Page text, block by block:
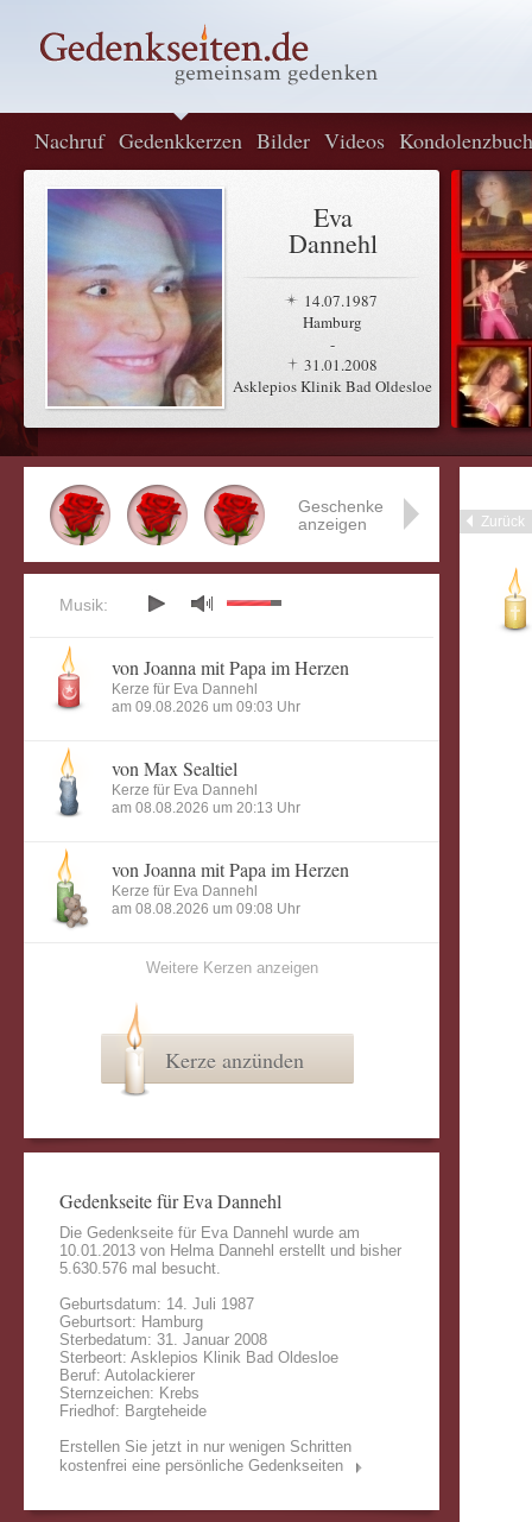
Nachruf Gedenkkerzen Bilder Videos Kondolenzbuch
Eva
Dannehl
14.07.1987
Hamburg
-
31.01.2008
Asklepios Klinik Bad Oldesloe
Zurück
Geschenke
anzeigen
Musik:
von Joanna mit Papa im Herzen
Kerze für Eva Dannehl
am 09.08.2026 um 09:03 Uhr
von Max Sealtiel
Kerze für Eva Dannehl
am 08.08.2026 um 20:13 Uhr
von Joanna mit Papa im Herzen
Kerze für Eva Dannehl
am 08.08.2026 um 09:08 Uhr
Weitere Kerzen anzeigen
Kerze anzünden
Gedenkseite für Eva Dannehl
Die Gedenkseite für Eva Dannehl wurde am
10.01.2013 von Helma Dannehl erstellt und bisher
5.630.576 mal besucht.
Geburtsdatum: 14. Juli 1987
Geburtsort: Hamburg
Sterbedatum: 31. Januar 2008
Sterbeort: Asklepios Klinik Bad Oldesloe
Beruf: Autolackierer
Sternzeichen: Krebs
Friedhof: Bargteheide
Erstellen Sie jetzt in nur wenigen Schritten
kostenfrei eine persönliche Gedenkseiten